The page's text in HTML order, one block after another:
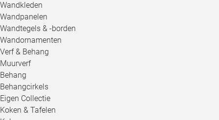
Wandkleden
Wandpanelen
Wandtegels & -borden
Wandornamenten
Verf & Behang
Muurverf
Behang
Behangcirkels
Eigen Collectie
Koken & Tafelen